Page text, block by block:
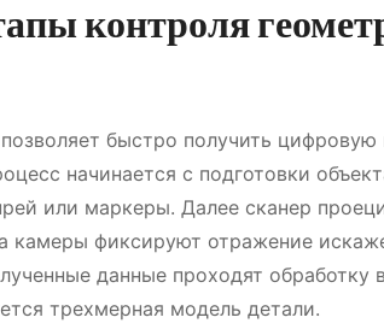
контроля
быстро получить
начинается с подготовки
или маркеры. Далее сканер
камеры фиксируют отражение
данные проходят
трехмерная модель детали.